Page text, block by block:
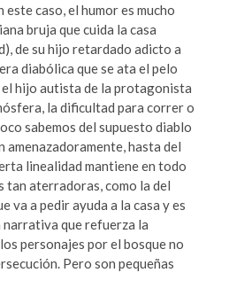
caso, el humor es mucho
bruja que cuida la casa
de su hijo retardado adicto a
diabólica que se ata el pelo
el hijo autista de la protagonista
la dificultad para correr o
sabemos del supuesto diablo
amenazadoramente, hasta del
linealidad mantiene en todo
tan aterradoras, como la del
va a pedir ayuda a la casa y es
narrativa que refuerza la
personajes por el bosque no
Pero son pequeñas